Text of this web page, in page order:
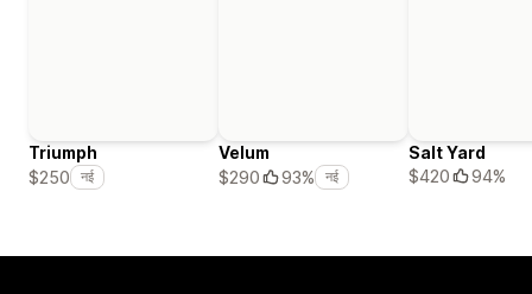
Triumph
$250
नई
Velum
$290
93% नई
Salt Yard
$420
94%